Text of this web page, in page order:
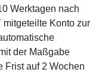
Werktagen nach
Konto zur
der Maßgabe
Frist auf 2 Wochen